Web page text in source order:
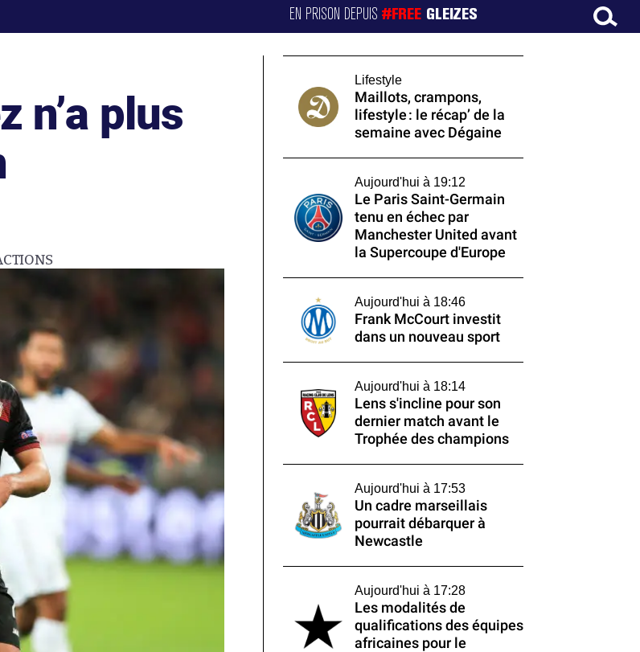
EN PRISON DEPUIS#FREE GLEIZES
n’a plus
Lifestyle
Maillots, crampons,
lifestyle : le récap’ de la
semaine avec Dégaine
Aujourd'hui à 19:12
Le Paris Saint-Germain
tenu en échec par
Manchester United avant
la Supercoupe d'Europe
Aujourd'hui à 18:46
Frank McCourt investit
dans un nouveau sport
Aujourd'hui à 18:14
Lens s'incline pour son
dernier match avant le
Trophée des champions
Aujourd'hui à 17:53
Un cadre marseillais
pourrait débarquer à
Newcastle
Aujourd'hui à 17:28
Les modalités de
qualifications des équipes
africaines pour le